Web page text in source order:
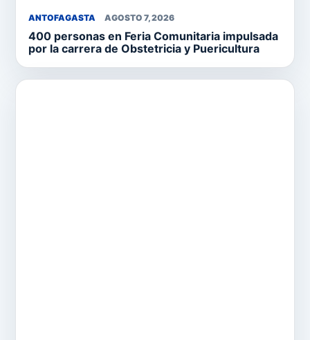
ANTOFAGASTA AGOSTO 7, 2026
400 personas en Feria Comunitaria impulsada
por la carrera de Obstetricia y Puericultura